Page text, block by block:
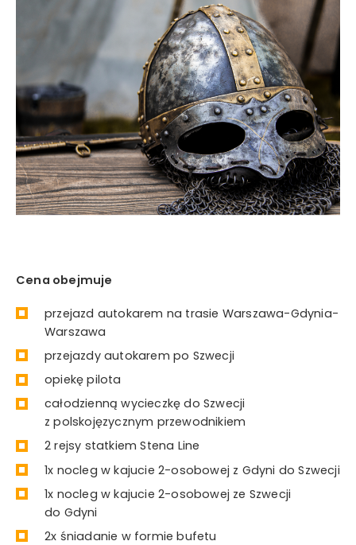
Cena obejmuje
przejazd autokarem na trasie Warszawa-Gdynia-
Warszawa
przejazdy autokarem po Szwecji
opiekę pilota
całodzienną wycieczkę do Szwecji
z polskojęzycznym przewodnikiem
2 rejsy statkiem Stena Line
1x nocleg w kajucie 2-osobowej z Gdyni do Szwecji
1x nocleg w kajucie 2-osobowej ze Szwecji
do Gdyni
2x śniadanie w formie bufetu